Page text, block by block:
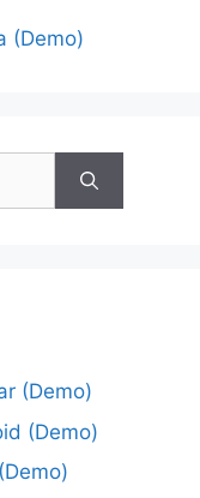
(Demo)
(Demo)
(Demo)